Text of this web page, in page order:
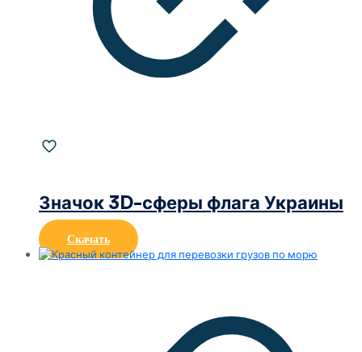
Значок 3D-сферы флага Украины
Скачать